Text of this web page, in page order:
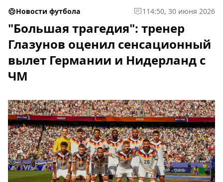
Новости футбола 1 14:50, 30 июня 2026
"Большая трагедия": тренер
Глазунов оценил сенсационный
вылет Германии и Нидерланд с
ЧМ